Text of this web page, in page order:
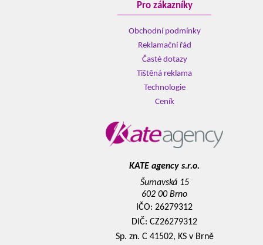
Pro zákazníky
Obchodní podmínky
Reklamační řád
Časté dotazy
Tištěná reklama
Technologie
Ceník
KATE agency s.r.o.
Šumavská 15
602 00 Brno
IČO: 26279312
DIČ: CZ26279312
Sp. zn. C 41502, KS v Brně